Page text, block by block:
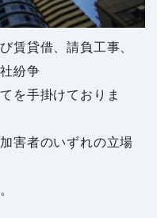
賃貸借、請負工事、
紛争
を手掛けておりま
害者のいずれの立場